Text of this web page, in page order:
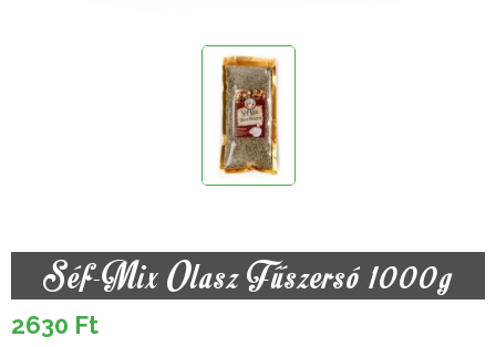
Séf-Mix Olasz Fűszersó 1000g
2630 Ft